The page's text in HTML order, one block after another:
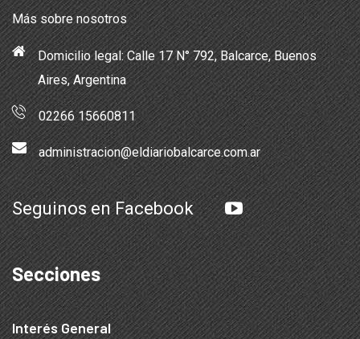
Más sobre nosotros
Domicilio legal: Calle 17 N° 792, Balcarce, Buenos
Aires, Argentina
02266 15660811
administracion@eldiariobalcarce.com.ar
Seguinos en Facebook
Secciones
Interés General